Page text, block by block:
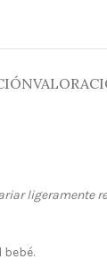
ligeramente